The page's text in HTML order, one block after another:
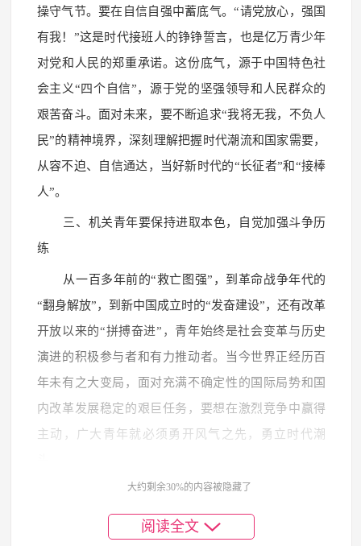
操守气节。要在自信自强中蓄底气。“请党放心，强国
有我！”这是时代接班人的铮铮誓言，也是亿万青少年
对党和人民的郑重承诺。这份底气，源于中国特色社
会主义“四个自信”，源于党的坚强领导和人民群众的
艰苦奋斗。面对未来，要不断追求“我将无我，不负人
民”的精神境界，深刻理解把握时代潮流和国家需要，
从容不迫、自信通达，当好新时代的“长征者”和“接棒
人”。
三、机关青年要保持进取本色，自觉加强斗争历
练
从一百多年前的“救亡图强”，到革命战争年代的
“翻身解放”，到新中国成立时的“发奋建设”，还有改革
开放以来的“拼搏奋进”，青年始终是社会变革与历史
演进的积极参与者和有力推动者。当今世界正经历百
年未有之大变局，面对充满不确定性的国际局势和国
内改革发展稳定的艰巨任务，要想在激烈竞争中赢得
主动，广大青年就必须勇开风气之先，勇立时代潮
机关青年通过奋进新征程“青年篇章”，要在守正
创新中走在前列。守正者不迷，创新者恒强。要充分
发挥青年人思维敏捷、接受能力强的优势，站在时代
大约剩余30%的内容被隐藏了
阅读全文